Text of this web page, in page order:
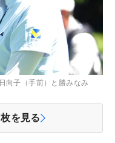
向子（手前）と勝みなみ
枚を見る